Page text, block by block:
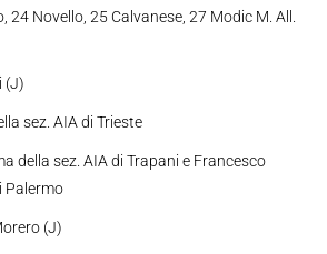
Novello, 25 Calvanese, 27 Modic M. All.
(J)
sez. AIA di Trieste
della sez. AIA di Trapani e Francesco
Palermo
(J)